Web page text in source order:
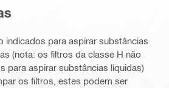
indicados para aspirar substâncias
(nota: os filtros da classe H não
para aspirar substâncias líquidas)
os filtros, estes podem ser